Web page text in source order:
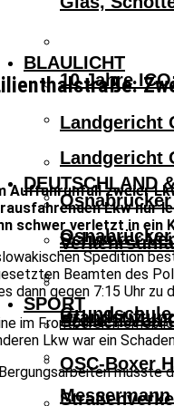
10 Jahre
Landgericht
BLAULICHT
Landgericht
Schwerer
DEUTSCHLAND
Schnell Von
SPORT
OSC-Boxer
Auffahrunfall zweier
Lkw nur
schwer verletzt in ein
Spedition
Beamten des
dann gegen 7:15 Uhr
im Frontbereich
Lkw war ein
musste